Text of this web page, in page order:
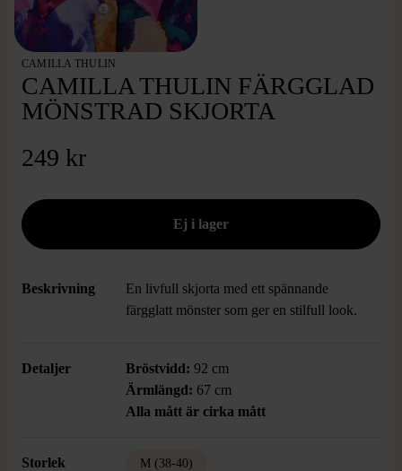
CAMILLA THULIN
CAMILLA THULIN FÄRGGLAD
MÖNSTRAD SKJORTA
249 kr
Beskrivning
En livfull skjorta med ett spännande
färgglatt mönster som ger en stilfull look.
Detaljer Bröstvidd: 92 cm
Ärmlängd: 67 cm
Alla mått är cirka mått
Storlek M (38-40)